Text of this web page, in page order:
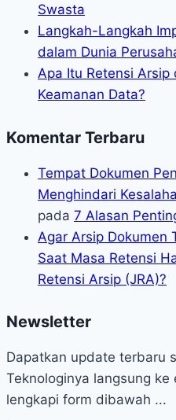
Swasta
Langkah-Langkah
dalam Dunia
Apa Itu Retensi
Keamanan Data?
Komentar Terbaru
Tempat Dokumen
Menghindari
pada 7 Alasan
Agar Arsip Dokumen
Saat Masa Retensi
Retensi Arsip (JRA)?
Newsletter
Dapatkan update terbaru
Teknologinya langsung ke
lengkapi form dibawah ...